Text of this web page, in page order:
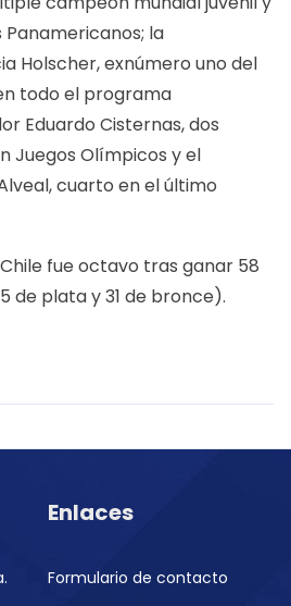
la
Holscher, exnúmero uno del
todo el programa
Eduardo Cisternas, dos
Juegos Olímpicos y el
cuarto en el último
Chile fue octavo tras ganar 58
de plata y 31 de bronce).
Enlaces
Formulario de contacto